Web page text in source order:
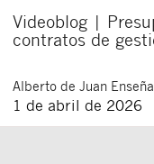
Videoblog |
contratos de
Alberto de Juan
1 de abril de 2026